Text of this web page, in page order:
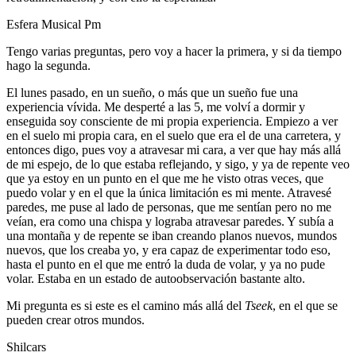
Esfera Musical Pm
Tengo varias preguntas, pero voy a hacer la primera, y si da tiempo
hago la segunda.
El lunes pasado, en un sueño, o más que un sueño fue una
experiencia vívida. Me desperté a las 5, me volví a dormir y
enseguida soy consciente de mi propia experiencia. Empiezo a ver
en el suelo mi propia cara, en el suelo que era el de una carretera, y
entonces digo, pues voy a atravesar mi cara, a ver que hay más allá
de mi espejo, de lo que estaba reflejando, y sigo, y ya de repente veo
que ya estoy en un punto en el que me he visto otras veces, que
puedo volar y en el que la única limitación es mi mente. Atravesé
paredes, me puse al lado de personas, que me sentían pero no me
veían, era como una chispa y lograba atravesar paredes. Y subía a
una montaña y de repente se iban creando planos nuevos, mundos
nuevos, que los creaba yo, y era capaz de experimentar todo eso,
hasta el punto en el que me entró la duda de volar, y ya no pude
volar. Estaba en un estado de autoobservación bastante alto.
Mi pregunta es si este es el camino más allá del Tseek, en el que se
pueden crear otros mundos.
Shilcars